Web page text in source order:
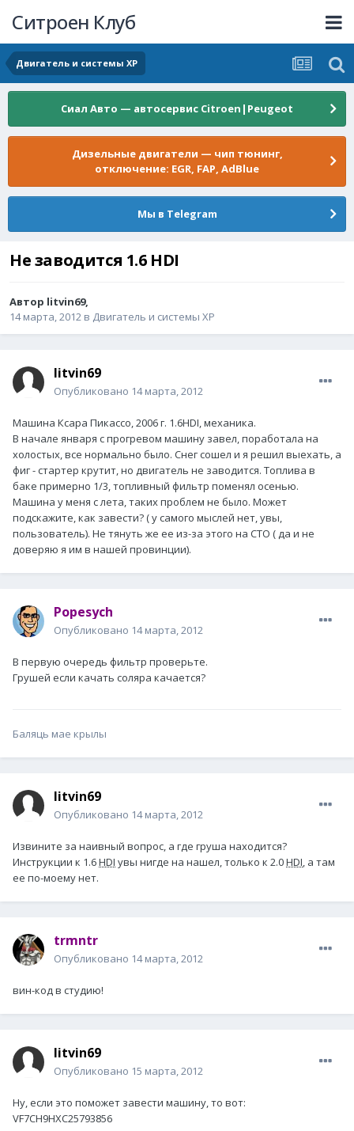
Ситроен Клуб
Двигатель и системы XP
Сиал Авто — автосервис Citroen|Peugeot
Дизельные двигатели — чип тюнинг,
отключение: EGR, FAP, AdBlue
Мы в Telegram
Не заводится 1.6 HDI
Автор litvin69,
14 марта, 2012 в Двигатель и системы XP
litvin69
Опубликовано 14 марта, 2012
Машина Ксара Пикассо, 2006 г. 1.6HDI, механика.
В начале января с прогревом машину завел, поработала на
холостых, все нормально было. Снег сошел и я решил выехать, а
фиг - стартер крутит, но двигатель не заводится. Топлива в
баке примерно 1/3, топливный фильтр поменял осенью.
Машина у меня с лета, таких проблем не было. Может
подскажите, как завести? ( у самого мыслей нет, увы,
пользователь). Не тянуть же ее из-за этого на СТО ( да и не
доверяю я им в нашей провинции).
Popesych
Опубликовано 14 марта, 2012
В первую очередь фильтр проверьте.
Грушей если качать соляра качается?
Баляць мае крылы
litvin69
Опубликовано 14 марта, 2012
Извините за наивный вопрос, а где груша находится?
Инструкции к 1.6HDI увы нигде на нашел, только к 2.0HDI, а там
ее по-моему нет.
trmntr
Опубликовано 14 марта, 2012
вин-код в студию!
litvin69
Опубликовано 15 марта, 2012
Ну, если это поможет завести машину, то вот:
VF7CH9HXC25793856